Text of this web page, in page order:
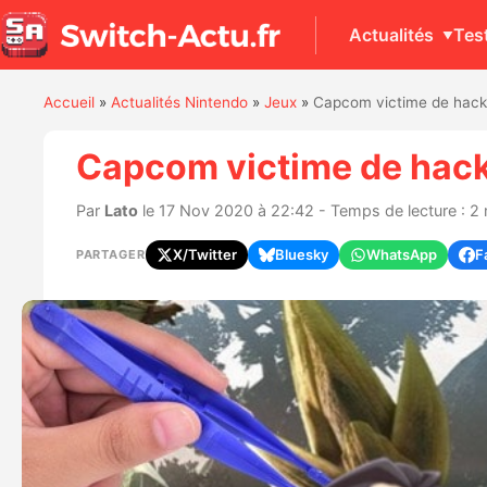
Actualités
Accueil» Actualités Nintendo» Jeux» Capcom victime de
Capcom victime de
Par Latole 17 Nov 2020 à 22:42 - Temps de lecture : 2
PARTAGER X/Twitter Bluesky WhatsApp